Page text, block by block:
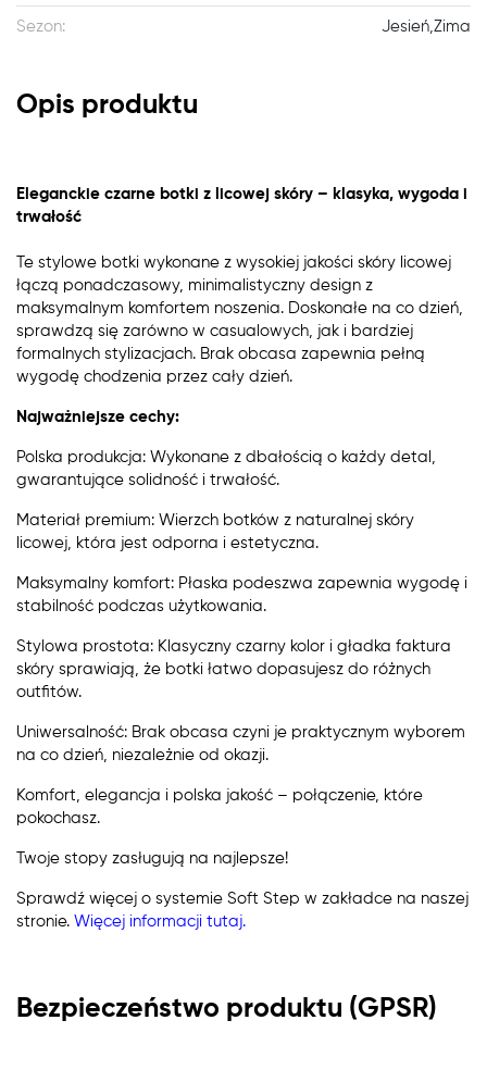
Sezon: Jesień,Zima
Opis produktu
Eleganckie czarne botki z licowej skóry – klasyka, wygoda i
trwałość
Te stylowe botki wykonane z wysokiej jakości skóry licowej
łączą ponadczasowy, minimalistyczny design z
maksymalnym komfortem noszenia. Doskonałe na co dzień,
sprawdzą się zarówno w casualowych, jak i bardziej
formalnych stylizacjach. Brak obcasa zapewnia pełną
wygodę chodzenia przez cały dzień.
Najważniejsze cechy:
Polska produkcja: Wykonane z dbałością o każdy detal,
gwarantujące solidność i trwałość.
Materiał premium: Wierzch botków z naturalnej skóry
licowej, która jest odporna i estetyczna.
Maksymalny komfort: Płaska podeszwa zapewnia wygodę i
stabilność podczas użytkowania.
Stylowa prostota: Klasyczny czarny kolor i gładka faktura
skóry sprawiają, że botki łatwo dopasujesz do różnych
outfitów.
Uniwersalność: Brak obcasa czyni je praktycznym wyborem
na co dzień, niezależnie od okazji.
Komfort, elegancja i polska jakość – połączenie, które
pokochasz.
Twoje stopy zasługują na najlepsze!
Sprawdź więcej o systemie Soft Step w zakładce na naszej
stronie. Więcej informacji tutaj.
Bezpieczeństwo produktu (GPSR)